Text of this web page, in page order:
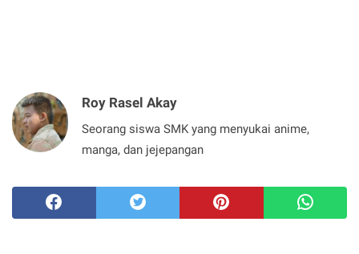
Roy Rasel Akay
Seorang siswa SMK yang menyukai anime,
manga, dan jejepangan